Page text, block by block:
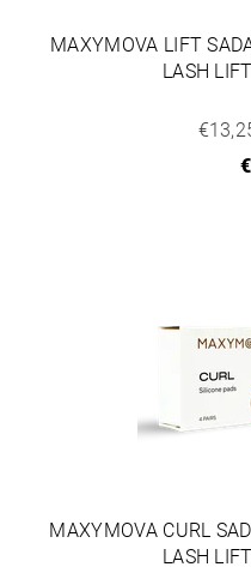
MAXYMOVA LIFT
LASH
MAXYMOVA CURL
LASH